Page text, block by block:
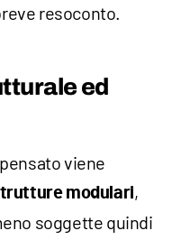
resoconto.
ed
viene
modulari,
soggette quindi